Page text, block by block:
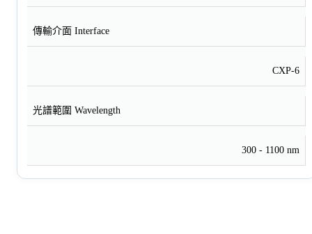
傳輸介面 Interface
CXP-6
光譜範圍 Wavelength
300 - 1100 nm